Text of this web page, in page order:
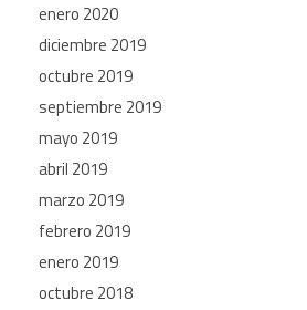
enero 2020
diciembre 2019
octubre 2019
septiembre 2019
mayo 2019
abril 2019
marzo 2019
febrero 2019
enero 2019
octubre 2018